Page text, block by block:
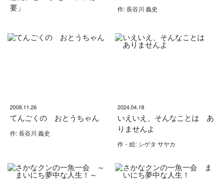
要」
作: 長谷川 義史
2008.11.26
てんごくの おとうちゃん
作: 長谷川 義史
2024.04.18
いえいえ、そんなことは あ
りませんよ
作・絵: シゲタ サヤカ